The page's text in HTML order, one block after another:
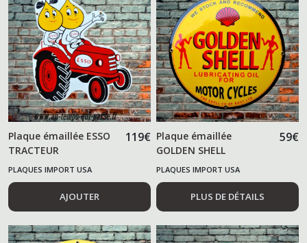
Plaque émaillée ESSO
TRACTEUR
119€
PLAQUES IMPORT USA
AJOUTER
Plaque émaillée
GOLDEN SHELL
59€
PLAQUES IMPORT USA
PLUS DE DÉTAILS